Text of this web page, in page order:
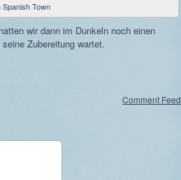
Spanish Town
wir dann im Dunkeln noch einen
Zubereitung wartet.
Comment Feed